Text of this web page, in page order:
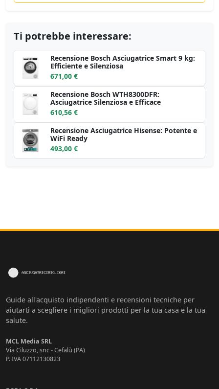
Ti potrebbe interessare:
Recensione Bosch Asciugatrice Smart 9 kg:
Efficiente e Silenziosa
671,00 €
Recensione Bosch WTH8300DFR:
Asciugatrice Silenziosa e Efficace
610,56 €
Recensione Asciugatrice Hisense: Potente e
WiFi Ready
493,00 €
Guide all'acquisto indipendenti e recensioni tecniche per
aiutarti a scegliere i migliori prodotti per la tua casa e la tua
salute.
MCL Media SRL
Via Ciluzzo, snc - Cefalù (PA)
P. IVA 07112130823